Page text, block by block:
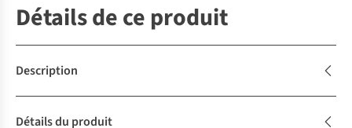
Détails de ce produit
Description
Détails du produit